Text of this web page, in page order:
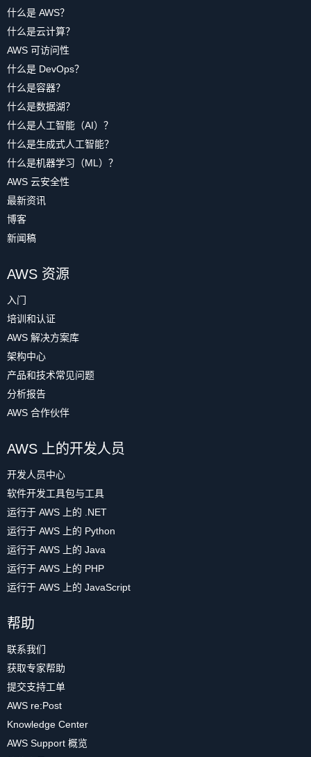
什么是 AWS？
什么是云计算？
AWS 可访问性
什么是 DevOps？
什么是容器？
什么是数据湖？
什么是人工智能（AI）？
什么是生成式人工智能？
什么是机器学习（ML）？
AWS 云安全性
最新资讯
博客
新闻稿
AWS 资源
入门
培训和认证
AWS 解决方案库
架构中心
产品和技术常见问题
分析报告
AWS 合作伙伴
AWS 上的开发人员
开发人员中心
软件开发工具包与工具
运行于 AWS 上的 .NET
运行于 AWS 上的 Python
运行于 AWS 上的 Java
运行于 AWS 上的 PHP
运行于 AWS 上的 JavaScript
帮助
联系我们
获取专家帮助
提交支持工单
AWS re:Post
Knowledge Center
AWS Support 概览